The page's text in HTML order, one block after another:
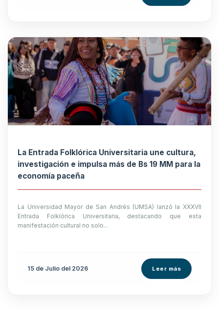
La Entrada Folklórica Universitaria une cultura,
investigación e impulsa más de Bs 19 MM para la
economía paceña
La Universidad Mayor de San Andrés (UMSA) lanzó la XXXVII
Entrada Folklórica Universitaria, destacando que esta
manifestación cultural no solo...
15 de Julio del 2026 Leer más